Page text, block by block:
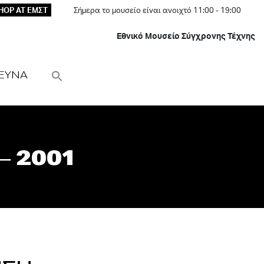
AT ΕΜΣΤ Σήμερα το μουσείο είναι ανοιχτό 11:00 - 19:00
Εθνικό Μουσείο Σύγχρονης Τέχνης